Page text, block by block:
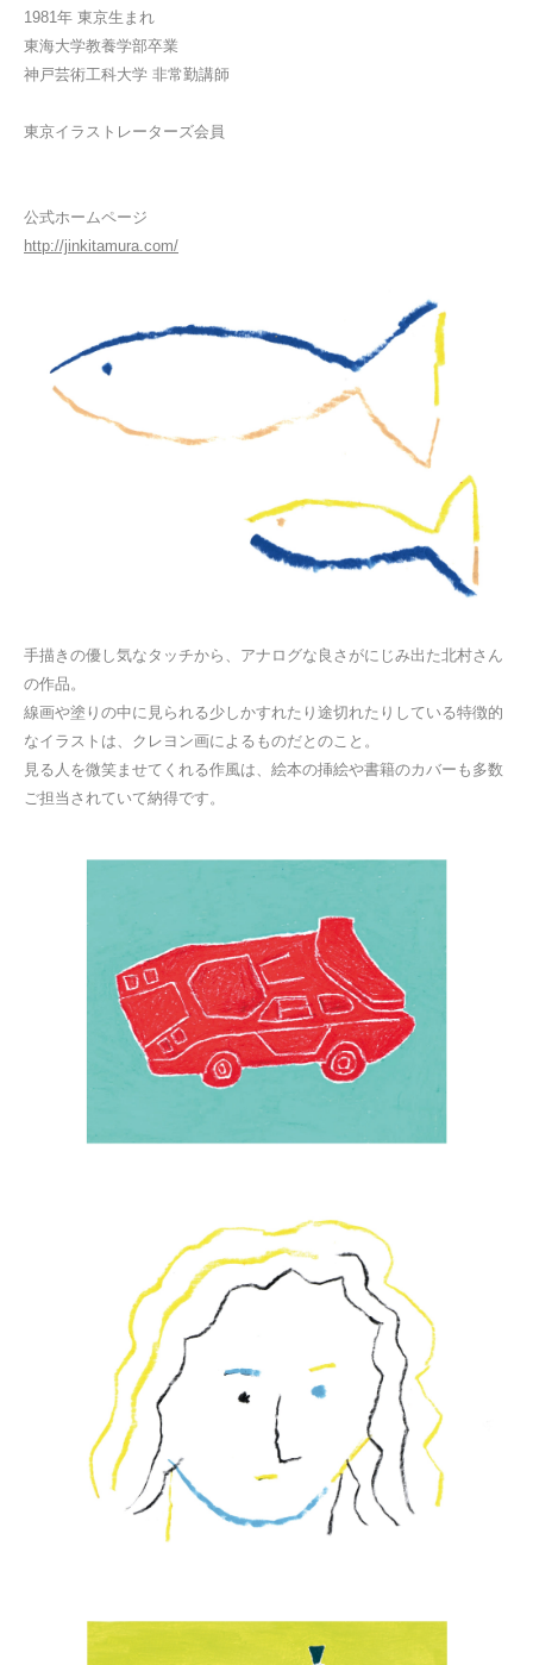
1981年 東京生まれ
東海大学教養学部卒業
神戸芸術工科大学 非常勤講師
東京イラストレーターズ会員
公式ホームページ
http://jinkitamura.com/
手描きの優し気なタッチから、アナログな良さがにじみ出た北村さん
の作品。
線画や塗りの中に見られる少しかすれたり途切れたりしている特徴的
なイラストは、クレヨン画によるものだとのこと。
見る人を微笑ませてくれる作風は、絵本の挿絵や書籍のカバーも多数
ご担当されていて納得です。